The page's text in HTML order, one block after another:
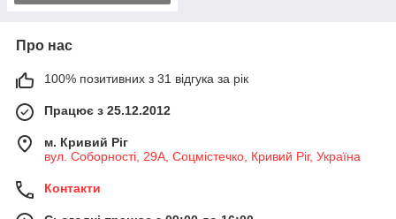
Про нас
100% позитивних з 31 відгука за рік
Працює з 25.12.2012
м. Кривий Ріг
вул. Соборності, 29А, Соцмістечко, Кривий Ріг, Україна
Контакти